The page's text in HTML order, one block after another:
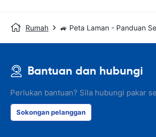
Rumah 🚙 Peta Laman - Panduan
Bantuan dan hubungi
Perlukan bantuan? Sila hubungi pakar
Sokongan pelanggan